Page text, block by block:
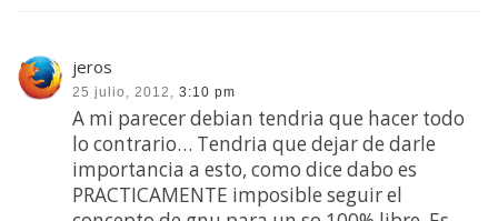
jeros
25 julio, 2012, 3:10 pm
A mi parecer debian tendria que hacer todo
lo contrario… Tendria que dejar de darle
importancia a esto, como dice dabo es
PRACTICAMENTE imposible seguir el